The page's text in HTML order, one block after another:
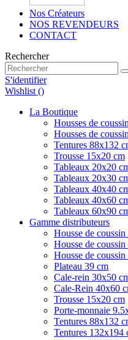
Nos Créateurs
NOS REVENDEURS
CONTACT
Rechercher
S'identifier
Wishlist ()
La Boutique
Housses de
Housses de
Tentures 88x132
Trousse 15x20 cm
Tableaux 20x20
Tableaux 20x30
Tableaux 40x40
Tableaux 40x60
Tableaux 60x90
Gamme distributeurs
Housse de
Housse de
Housse de
Plateau 39 cm
Cale-rein 30x50
Cale-Rein 40x60
Trousse 15x20 cm
Porte-monnaie
Tentures 88x132
Tentures 132x194